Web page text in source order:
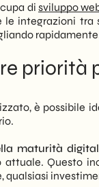
di sviluppo
integrazioni
priorità
è possibile
maturità
attuale. Questo
qualsiasi